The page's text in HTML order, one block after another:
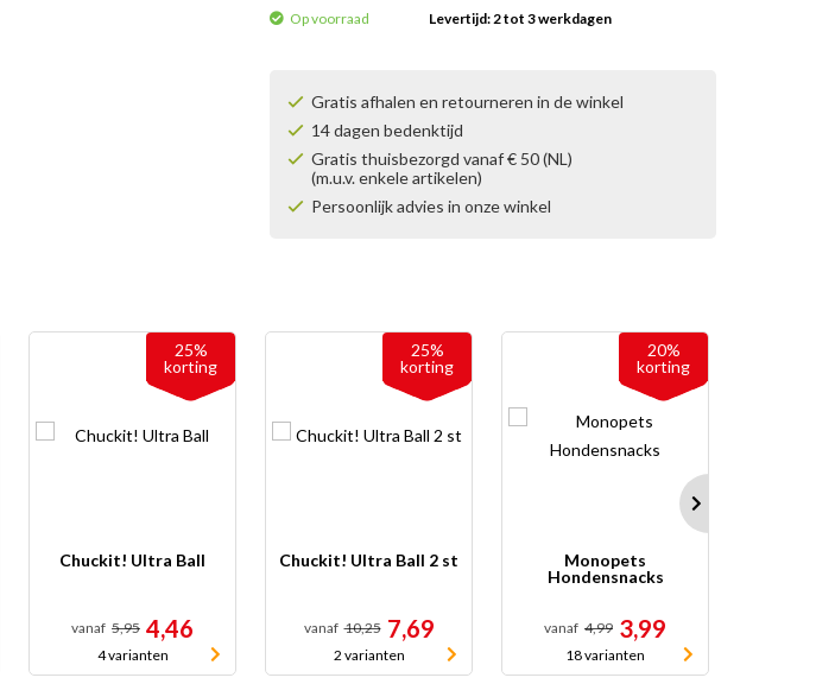
Op voorraad Levertijd: 2 tot 3 werkdagen
Gratis afhalen en retourneren in de winkel
14 dagen bedenktijd
Gratis thuisbezorgd vanaf € 50 (NL)
(m.u.v. enkele artikelen)
Persoonlijk advies in onze winkel
25%
korting
Chuckit! Ultra Ball
vanaf 5,95 4,46
4 varianten
25%
korting
Chuckit! Ultra Ball 2 st
vanaf 10,25 7,69
2 varianten
20%
korting
Monopets
Hondensnacks
vanaf 4,99 3,99
18 varianten